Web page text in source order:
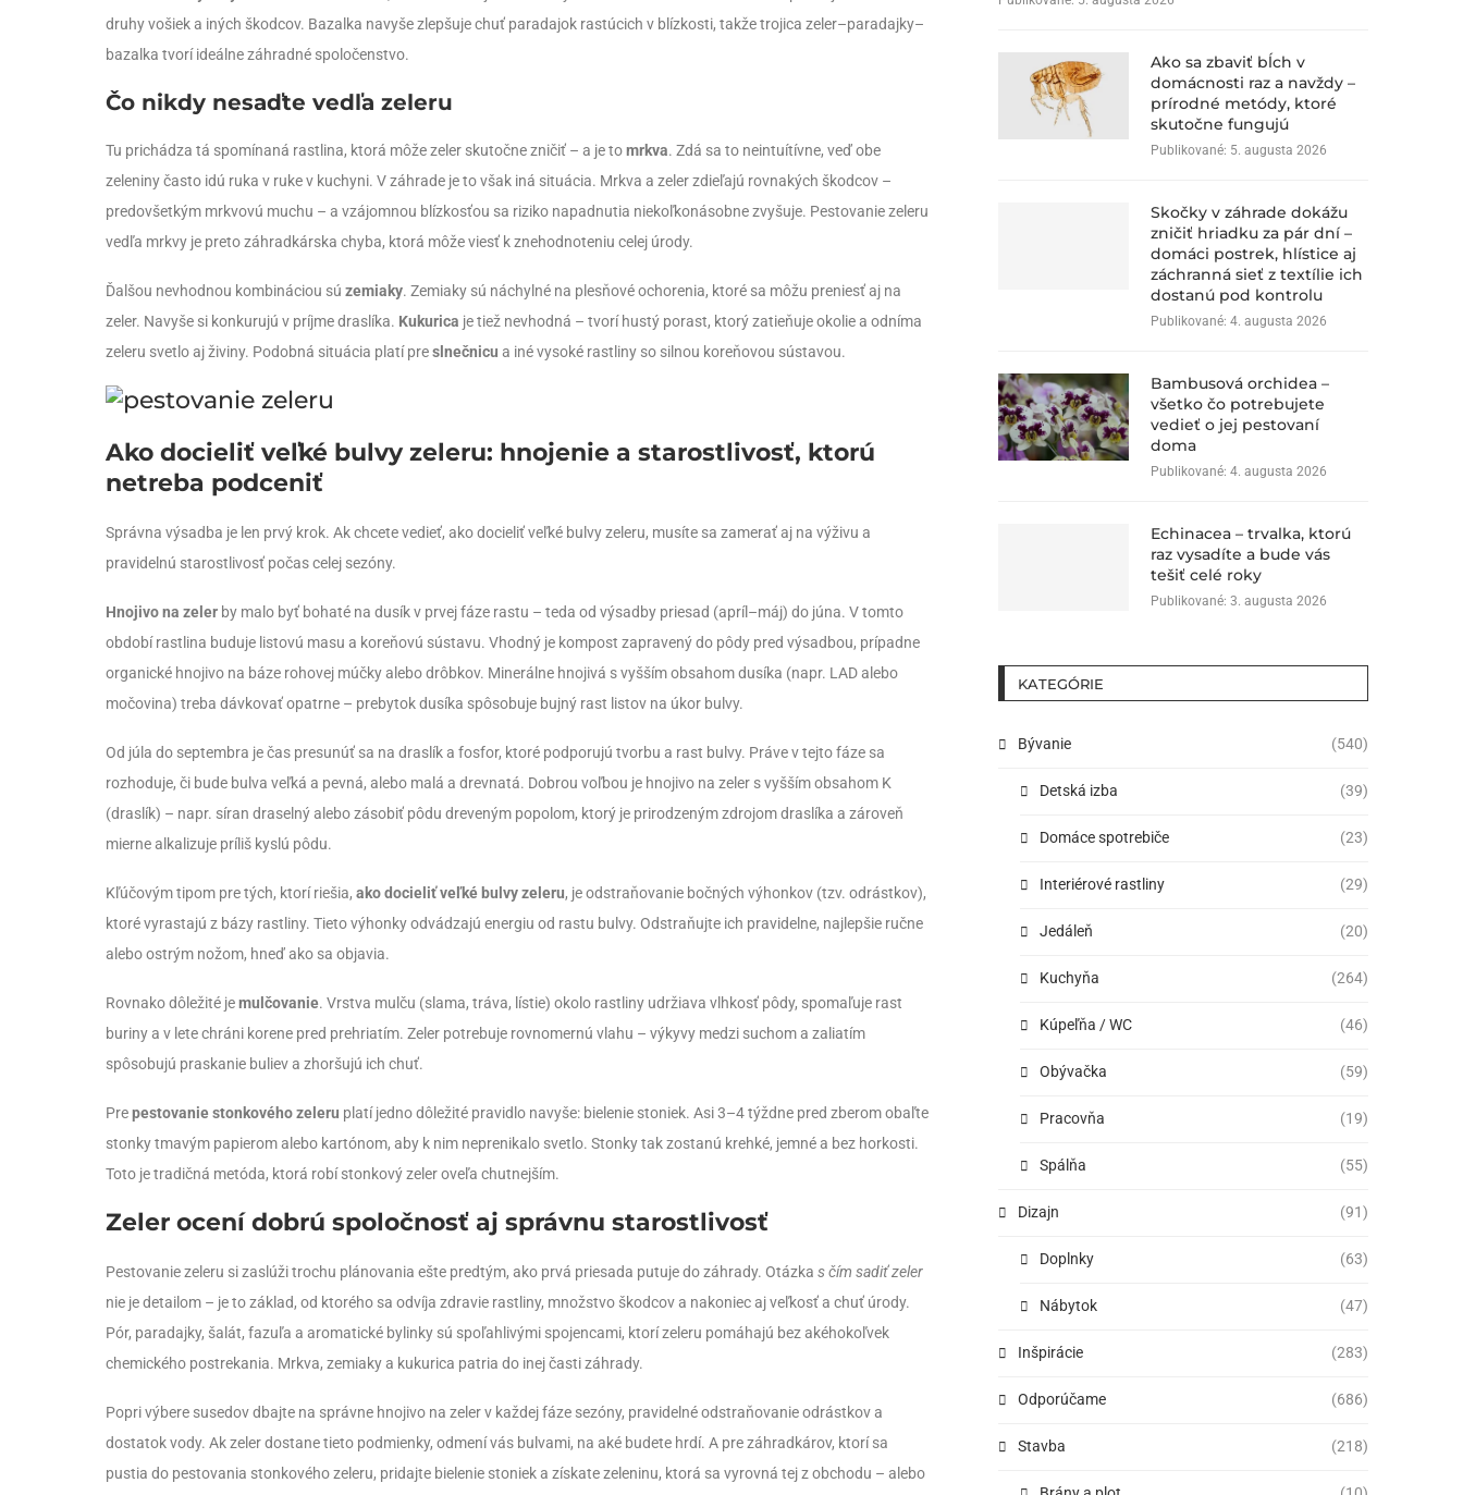
druhy vošiek a iných škodcov. Bazalka navyše zlepšuje chuť paradajok rastúcich v blízkosti, takže trojica zeler–paradajky–
bazalka tvorí ideálne záhradné spoločenstvo.
Čo nikdy nesaďte vedľa zeleru
Tu prichádza tá spomínaná rastlina, ktorá môže zeler skutočne zničiť – a je tomrkva. Zdá sa to neintuítívne, veď obe
zeleniny často idú ruka v ruke v kuchyni. V záhrade je to však iná situácia. Mrkva a zeler zdieľajú rovnakých škodcov –
predovšetkým mrkvovú muchu – a vzájomnou blízkosťou sa riziko napadnutia niekoľkonásobne zvyšuje. Pestovanie zeleru
vedľa mrkvy je preto záhradkárska chyba, ktorá môže viesť k znehodnoteniu celej úrody.
Ďalšou nevhodnou kombináciou sú zemiaky. Zemiaky sú náchylné na plesňové ochorenia, ktoré sa môžu preniesť aj na
zeler. Navyše si konkurujú v príjme draslíka. Kukurica je tiež nevhodná – tvorí hustý porast, ktorý zatieňuje okolie a odníma
zeleru svetlo aj živiny. Podobná situácia platí preslnečnicu a iné vysoké rastliny so silnou koreňovou sústavou.
Ako docieliť veľké bulvy zeleru: hnojenie a starostlivosť, ktorú
netreba podceniť
Správna výsadba je len prvý krok. Ak chcete vedieť, ako docieliť veľké bulvy zeleru, musíte sa zamerať aj na výživu a
pravidelnú starostlivosť počas celej sezóny.
Hnojivo na zeler by malo byť bohaté na dusík v prvej fáze rastu – teda od výsadby priesad (apríl–máj) do júna. V tomto
období rastlina buduje listovú masu a koreňovú sústavu. Vhodný je kompost zapravený do pôdy pred výsadbou, prípadne
organické hnojivo na báze rohovej múčky alebo drôbkov. Minerálne hnojivá s vyšším obsahom dusíka (napr. LAD alebo
močovina) treba dávkovať opatrne – prebytok dusíka spôsobuje bujný rast listov na úkor bulvy.
Od júla do septembra je čas presunúť sa na draslík a fosfor, ktoré podporujú tvorbu a rast bulvy. Práve v tejto fáze sa
rozhoduje, či bude bulva veľká a pevná, alebo malá a drevnatá. Dobrou voľbou je hnojivo na zeler s vyšším obsahom K
(draslík) – napr. síran draselný alebo zásobiť pôdu dreveným popolom, ktorý je prirodzeným zdrojom draslíka a zároveň
mierne alkalizuje príliš kyslú pôdu.
Kľúčovým tipom pre tých, ktorí riešia, ako docieliť veľké bulvy zeleru, je odstraňovanie bočných výhonkov (tzv. odrástkov),
ktoré vyrastajú z bázy rastliny. Tieto výhonky odvádzajú energiu od rastu bulvy. Odstraňujte ich pravidelne, najlepšie ručne
alebo ostrým nožom, hneď ako sa objavia.
Rovnako dôležité jemulčovanie. Vrstva mulču (slama, tráva, lístie) okolo rastliny udržiava vlhkosť pôdy, spomaľuje rast
buriny a v lete chráni korene pred prehriatím. Zeler potrebuje rovnomernú vlahu – výkyvy medzi suchom a zaliatím
spôsobujú praskanie buliev a zhoršujú ich chuť.
Prepestovanie stonkového zeleru platí jedno dôležité pravidlo navyše: bielenie stoniek. Asi 3–4 týždne pred zberom obaľte
stonky tmavým papierom alebo kartónom, aby k nim neprenikalo svetlo. Stonky tak zostanú krehké, jemné a bez horkosti.
Toto je tradičná metóda, ktorá robí stonkový zeler oveľa chutnejším.
Zeler ocení dobrú spoločnosť aj správnu starostlivosť
Pestovanie zeleru si zaslúži trochu plánovania ešte predtým, ako prvá priesada putuje do záhrady. Otázka s čím sadiť zeler
nie je detailom – je to základ, od ktorého sa odvíja zdravie rastliny, množstvo škodcov a nakoniec aj veľkosť a chuť úrody.
Pór, paradajky, šalát, fazuľa a aromatické bylinky sú spoľahlivými spojencami, ktorí zeleru pomáhajú bez akéhokoľvek
chemického postrekania. Mrkva, zemiaky a kukurica patria do inej časti záhrady.
Popri výbere susedov dbajte na správne hnojivo na zeler v každej fáze sezóny, pravidelné odstraňovanie odrástkov a
dostatok vody. Ak zeler dostane tieto podmienky, odmení vás bulvami, na aké budete hrdí. A pre záhradkárov, ktorí sa
pustia do pestovania stonkového zeleru, pridajte bielenie stoniek a získate zeleninu, ktorá sa vyrovná tej z obchodu – alebo
Ako sa zbaviť bĺch v
domácnosti raz a navždy –
prírodné metódy, ktoré
skutočne fungujú
Publikované: 5. augusta 2026
Skočky v záhrade dokážu
zničiť hriadku za pár dní –
domáci postrek, hlístice aj
záchranná sieť z textílie ich
dostanú pod kontrolu
Publikované: 4. augusta 2026
Bambusová orchidea –
všetko čo potrebujete
vedieť o jej pestovaní
doma
Publikované: 4. augusta 2026
Echinacea – trvalka, ktorú
raz vysadíte a bude vás
tešiť celé roky
Publikované: 3. augusta 2026
KATEGÓRIE
Bývanie (540)
Detská izba (39)
Domáce spotrebiče (23)
Interiérové rastliny (29)
Jedáleň (20)
Kuchyňa (264)
Kúpeľňa / WC (46)
Obývačka (59)
Pracovňa (19)
Spálňa (55)
Dizajn (91)
Doplnky (63)
Nábytok (47)
Inšpirácie (283)
Odporúčame (686)
Stavba (218)